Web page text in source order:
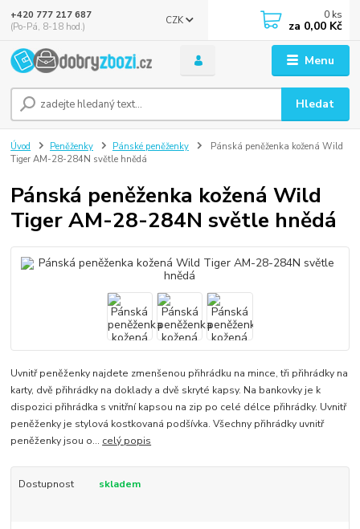
Menu
CZK
Hledat
+420 777 217 687
(Po-Pá, 8-18 hod.)
0 ks
za 0,00 Kč
Úvod Peněženky Pánské peněženky
Pánská peněženka kožená Wild
Tiger AM-28-284N světle hnědá
Pánská peněženka kožená Wild
Tiger AM-28-284N světle hnědá
Uvnitř peněženky najdete zmenšenou přihrádku na mince, tři přihrádky na
karty, dvě přihrádky na doklady a dvě skryté kapsy. Na bankovky je k
dispozici přihrádka s vnitřní kapsou na zip po celé délce přihrádky. Uvnitř
peněženky je stylová kostkovaná podšívka. Všechny přihrádky uvnitř
peněženky jsou o... celý popis
Dostupnost skladem